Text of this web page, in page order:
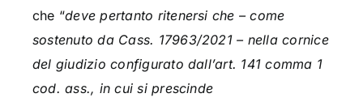
che “deve pertanto ritenersi che – come
sostenuto da Cass. 17963/2021 – nella cornice
del giudizio configurato dall’art. 141 comma 1
cod. ass., in cui si prescinde